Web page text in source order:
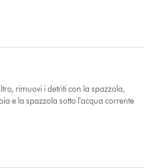
rimuovi i detriti con la spazzola,
e la spazzola sotto l'acqua corrente